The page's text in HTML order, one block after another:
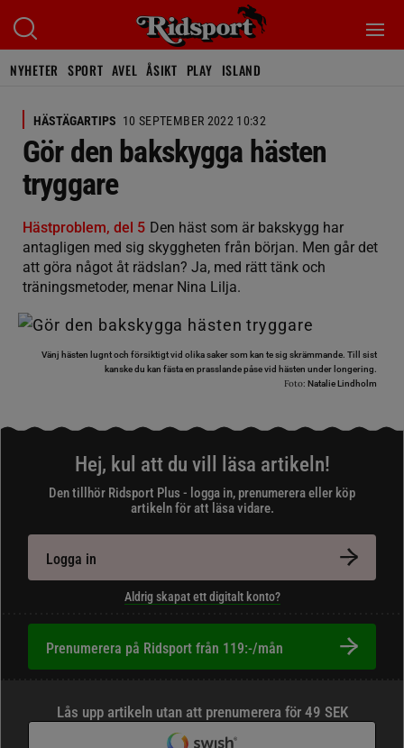
NYHETER SPORT AVEL ÅSIKT PLAY ISLAND
HÄSTÄGARTIPS 10 SEPTEMBER 2022 10:32
Gör den bakskygga hästen
tryggare
Hästproblem, del 5 Den häst som är bakskygg har
antagligen med sig skyggheten från början. Men går det
att göra något åt rädslan? Ja, med rätt tänk och
träningsmetoder, menar Nina Lilja.
Vänj hästen lugnt och försiktigt vid olika saker som kan te sig skrämmande. Till sist
kanske du kan fästa en prasslande påse vid hästen under longering.
Foto: Natalie Lindholm
Hej, kul att du vill läsa artikeln!
Den tillhör Ridsport Plus - logga in, prenumerera eller köp
artikeln för att läsa vidare.
Logga in
Aldrig skapat ett digitalt konto?
Prenumerera på Ridsport från 119:-/mån